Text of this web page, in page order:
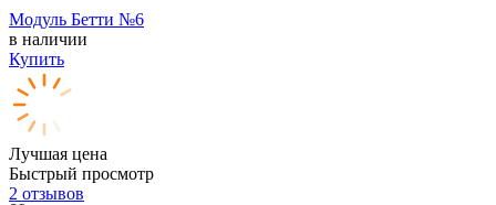
Модуль Бетти №6
в наличии
Купить
Лучшая цена
Быстрый просмотр
2 отзывов